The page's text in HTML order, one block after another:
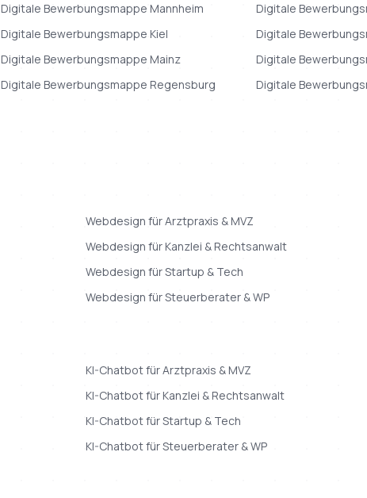
Digitale Bewerbungsmappe Mannheim Digitale
Digitale Bewerbungsmappe Kiel Digitale
Digitale Bewerbungsmappe Mainz Digitale
Digitale Bewerbungsmappe Regensburg Digitale
Webdesign fürArztpraxis & MVZ
Webdesign fürKanzlei & Rechtsanwalt
Webdesign fürStartup & Tech
Webdesign fürSteuerberater & WP
KI-ChatbotfürArztpraxis & MVZ
KI-ChatbotfürKanzlei & Rechtsanwalt
KI-ChatbotfürStartup & Tech
KI-ChatbotfürSteuerberater & WP